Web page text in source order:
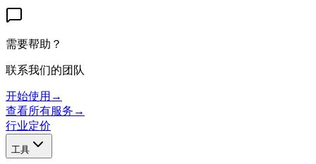
需要帮助？
联系我们的团队
开始使用 →
查看所有服务 →
行业定价
工具